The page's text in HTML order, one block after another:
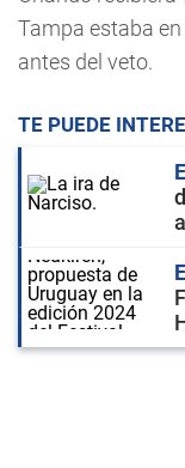
Tampa estaba
antes del veto.
TE PUEDE